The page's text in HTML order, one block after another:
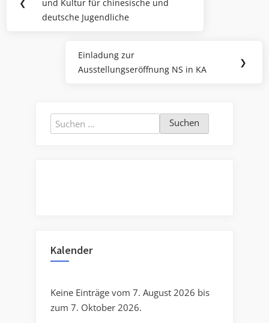
❮
Post:
und Kultur für chinesische und
deutsche Jugendliche
Next
Post:
Einladung zur
Ausstellungseröffnung NS in KA
❯
Suchen
nach:
Kalender
Keine Einträge vom 7. August 2026 bis
zum 7. Oktober 2026.